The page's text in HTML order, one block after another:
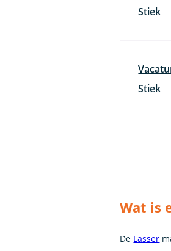
Stiek
Stiek
Wat is
De Lasser